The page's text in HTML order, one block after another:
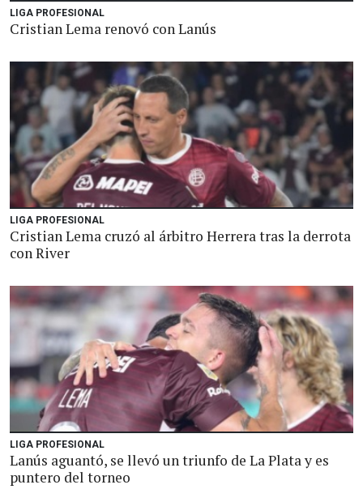
LIGA PROFESIONAL
Cristian Lema renovó con Lanús
LIGA PROFESIONAL
Cristian Lema cruzó al árbitro Herrera tras la derrota
con River
LIGA PROFESIONAL
Lanús aguantó, se llevó un triunfo de La Plata y es
puntero del torneo